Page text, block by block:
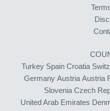
Turkey Spain Croatia
Germany Austria Austria
Slovenia Czech
United Arab Emirates